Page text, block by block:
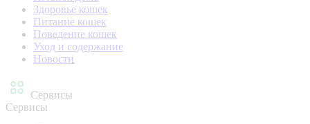
Здоровье кошек
Питание кошек
Поведение кошек
Уход и содержание
Новости
Сервисы
Сервисы